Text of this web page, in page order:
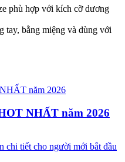
phù hợp với kích cỡ dương
tay, bằng miệng và dùng với
NHẤT năm 2026